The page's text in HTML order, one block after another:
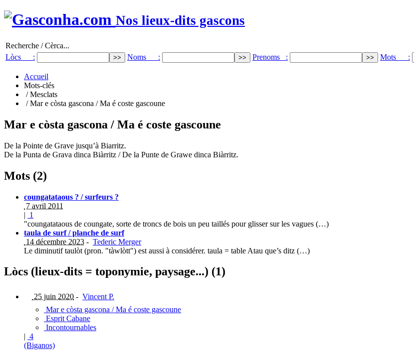
Nos lieux-dits gascons
Recherche / Cèrca...
Lòcs :
Noms : Prenoms : Mots :
Accueil
Mots-clés
/ Mesclats
/ Mar e còsta gascona / Ma é coste gascoune
Mar e còsta gascona / Ma é coste gascoune
De la Pointe de Grave jusqu’à Biarritz.
De la Punta de Grava dinca Biàrritz / De la Punte de Grawe dinca Biàrritz.
Mots (2)
coungatataous ? / surfeurs ?
7 avril 2011
| 1
"coungatataous de coungate, sorte de troncs de bois un peu taillés pour glisser sur les vagues (…)
taula de surf / planche de surf
14 décembre 2023 - Tederic Merger
Le diminutif taulòt (pron. "tàwlòtt") est aussi à considérer. taula = table Atau que’s ditz (…)
Lòcs (lieux-dits = toponymie, paysage...) (1)
25 juin 2020 - Vincent P.
Mar e còsta gascona / Ma é coste gascoune
Esprit Cabane
Incontournables
| 4
(Biganos)